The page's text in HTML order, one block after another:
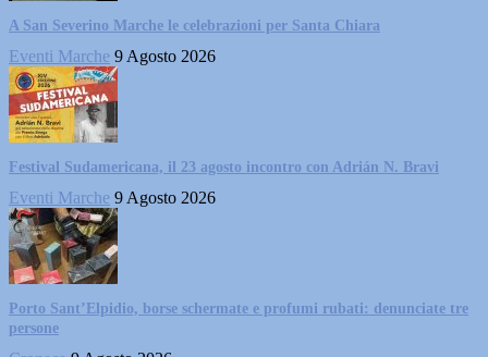
A San Severino Marche le celebrazioni per Santa Chiara
Eventi Marche 9 Agosto 2026
Festival Sudamericana, il 23 agosto incontro con Adrián N. Bravi
Eventi Marche 9 Agosto 2026
Porto Sant’Elpidio, borse schermate e profumi rubati: denunciate tre
persone